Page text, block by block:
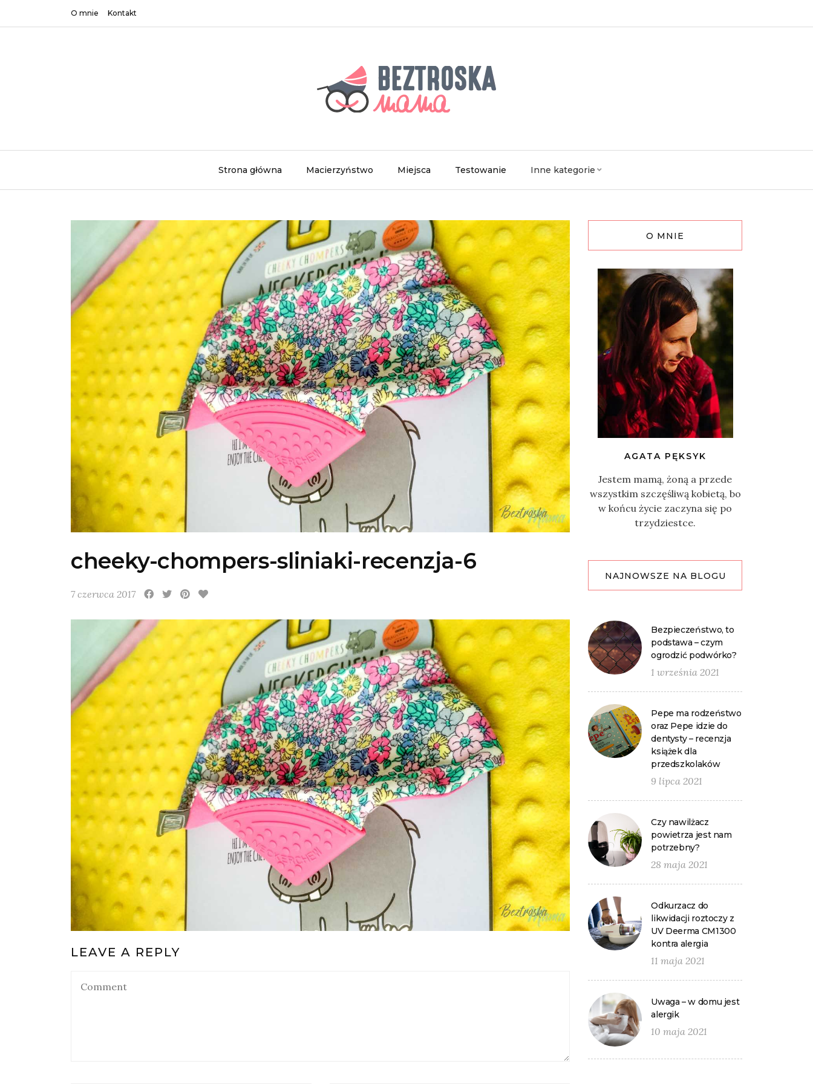
O mnie Kontakt
Strona główna Macierzyństwo Miejsca Testowanie Inne kategorie
cheeky-chompers-sliniaki-recenzja-6
7 czerwca 2017
LEAVE A REPLY
O MNIE
AGATA PĘKSYK
Jestem mamą, żoną a przede
wszystkim szczęśliwą kobietą, bo
w końcu życie zaczyna się po
trzydziestce.
NAJNOWSZE NA BLOGU
Bezpieczeństwo, to
podstawa – czym
ogrodzić podwórko?
1 września 2021
Pepe ma rodzeństwo
oraz Pepe idzie do
dentysty – recenzja
książek dla
przedszkolaków
9 lipca 2021
Czy nawilżacz
powietrza jest nam
potrzebny?
28 maja 2021
Odkurzacz do
likwidacji roztoczy z
UV Deerma CM1300
kontra alergia
11 maja 2021
Uwaga – w domu jest
alergik
10 maja 2021